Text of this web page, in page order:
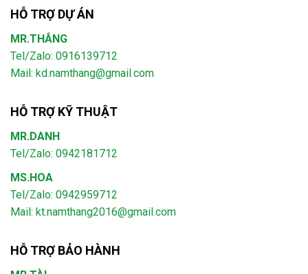
HỖ TRỢ DỰ ÁN
MR.THẮNG
Tel/Zalo: 0916139712
Mail: kd.namthang@gmail.com
HỖ TRỢ KỸ THUẬT
MR.DANH
Tel/Zalo: 0942181712
MS.HOA
Tel/Zalo: 0942959712
Mail: kt.namthang2016@gmail.com
HỖ TRỢ BẢO HÀNH